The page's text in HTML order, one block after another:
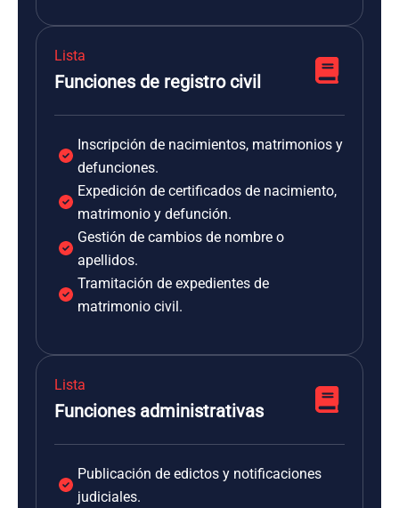
Lista
Funciones de registro civil
Inscripción de nacimientos, matrimonios y
defunciones.
Expedición de certificados de nacimiento,
matrimonio y defunción.
Gestión de cambios de nombre o
apellidos.
Tramitación de expedientes de
matrimonio civil.
Lista
Funciones administrativas
Publicación de edictos y notificaciones
judiciales.